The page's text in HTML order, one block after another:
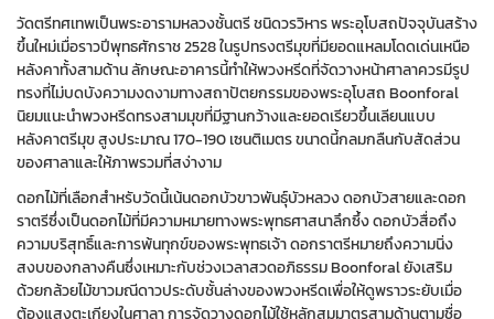
วัดตรีทศเทพเป็นพระอารามหลวงชั้นตรี ชนิดวรวิหาร พระอุโบสถปัจจุบันสร้าง
ขึ้นใหม่เมื่อราวปีพุทธศักราช 2528 ในรูปทรงตรีมุขที่มียอดแหลมโดดเด่นเหนือ
หลังคาทั้งสามด้าน ลักษณะอาคารนี้ทำให้พวงหรีดที่จัดวางหน้าศาลาควรมีรูป
ทรงที่ไม่บดบังความงดงามทางสถาปัตยกรรมของพระอุโบสถ Boonforal
นิยมแนะนำพวงหรีดทรงสามมุขที่มีฐานกว้างและยอดเรียวขึ้นเลียนแบบ
หลังคาตรีมุข สูงประมาณ 170-190 เซนติเมตร ขนาดนี้กลมกลืนกับสัดส่วน
ของศาลาและให้ภาพรวมที่สง่างาม
ดอกไม้ที่เลือกสำหรับวัดนี้เน้นดอกบัวขาวพันธุ์บัวหลวง ดอกบัวสายและดอก
ราตรีซึ่งเป็นดอกไม้ที่มีความหมายทางพระพุทธศาสนาลึกซึ้ง ดอกบัวสื่อถึง
ความบริสุทธิ์และการพ้นทุกข์ของพระพุทธเจ้า ดอกราตรีหมายถึงความนิ่ง
สงบของกลางคืนซึ่งเหมาะกับช่วงเวลาสวดอภิธรรม Boonforal ยังเสริม
ด้วยกล้วยไม้ขาวมณีดาวประดับชั้นล่างของพวงหรีดเพื่อให้ดูพราวระยับเมื่อ
ต้องแสงตะเกียงในศาลา การจัดวางดอกไม้ใช้หลักสมมาตรสามด้านตามชื่อ